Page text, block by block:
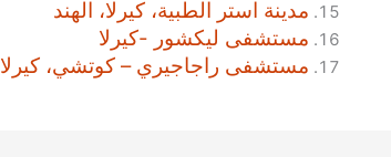
مدينة استر الطبية، كيرلا، الهند
مستشفى ليكشور -كيرلا
مستشفى راجاجيري – كوتشي، كيرلا